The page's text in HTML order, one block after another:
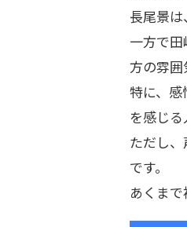
長尾景
一方で
方の雰囲
特に、
を感じる
ただし
です。
あくま